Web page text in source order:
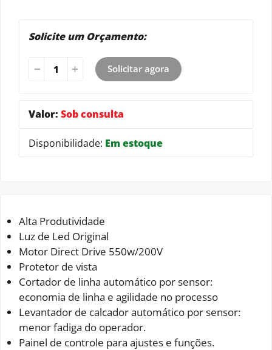
Solicite um Orçamento:
Solicitar agora
Valor: Sob consulta
Disponibilidade: Em estoque
Alta Produtividade
Luz de Led Original
Motor Direct Drive 550w/200V
Protetor de vista
Cortador de linha automático por sensor:
economia de linha e agilidade no processo
Levantador de calcador automático por sensor:
menor fadiga do operador.
Painel de controle para ajustes e funções.